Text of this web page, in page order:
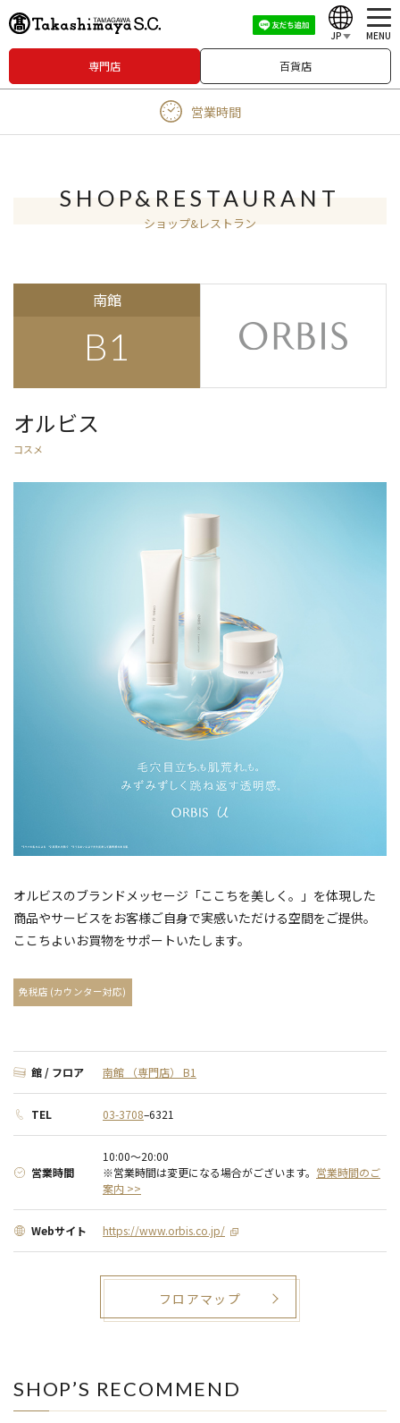
専門店 百貨店
JP
English
한국어
MENU
営業時間
SHOP&RESTAURANT
ショップ&レストラン
南館
B1
オルビス
コスメ
オルビスのブランドメッセージ「ここちを美しく。」を体現した
商品やサービスをお客様ご自身で実感いただける空間をご提供。
ここちよいお買物をサポートいたします。
免税店 (カウンター対応)
館 / フロア 南館 （専門店） B1
TEL 03-3708–6321
営業時間
10:00～20:00
※営業時間は変更になる場合がございます。 営業時間のご
案内 >>
Webサイト https://www.orbis.co.jp/
フロアマップ
SHOP’S RECOMMEND